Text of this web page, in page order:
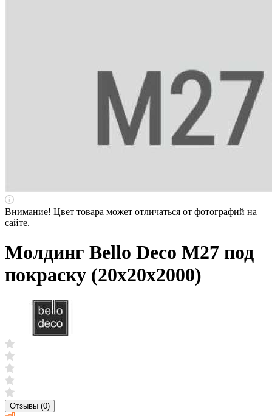
Внимание! Цвет товара может отличаться от фотографий на
сайте.
Молдинг Bello Deco M27 под
покраску (20х20х2000)
Отзывы (0)